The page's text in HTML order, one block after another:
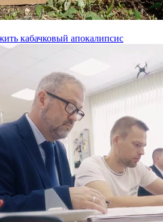
кабачковый апокалипсис